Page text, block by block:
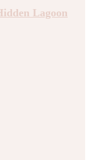
Lagoon